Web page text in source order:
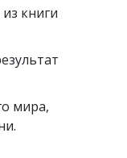
книги
мира,